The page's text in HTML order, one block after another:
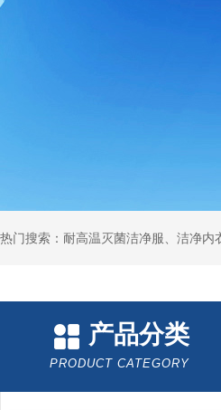
产品分类
PRODUCT CATEGORY